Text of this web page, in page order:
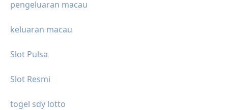
pengeluaran macau
keluaran macau
Slot Pulsa
Slot Resmi
togel sdy lotto